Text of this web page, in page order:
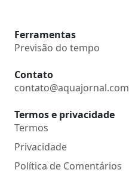
Ferramentas
Previsão do tempo
Contato
contato@aquajornal.com
Termos e privacidade
Termos
Privacidade
Política de Comentários